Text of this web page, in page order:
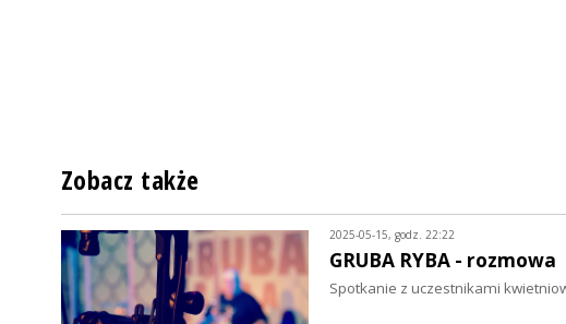
Zobacz także
2025-05-15, godz. 22:22
GRUBA RYBA - rozmowa
Spotkanie z uczestnikami